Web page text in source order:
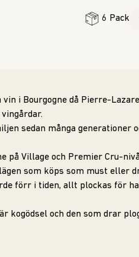
6 Pack
i Bourgogne då Pierre-
sedan många generationer
på Village och Premier Cru-
som köps som must eller
förr i tiden, allt plockas för
kogödsel och den som drar